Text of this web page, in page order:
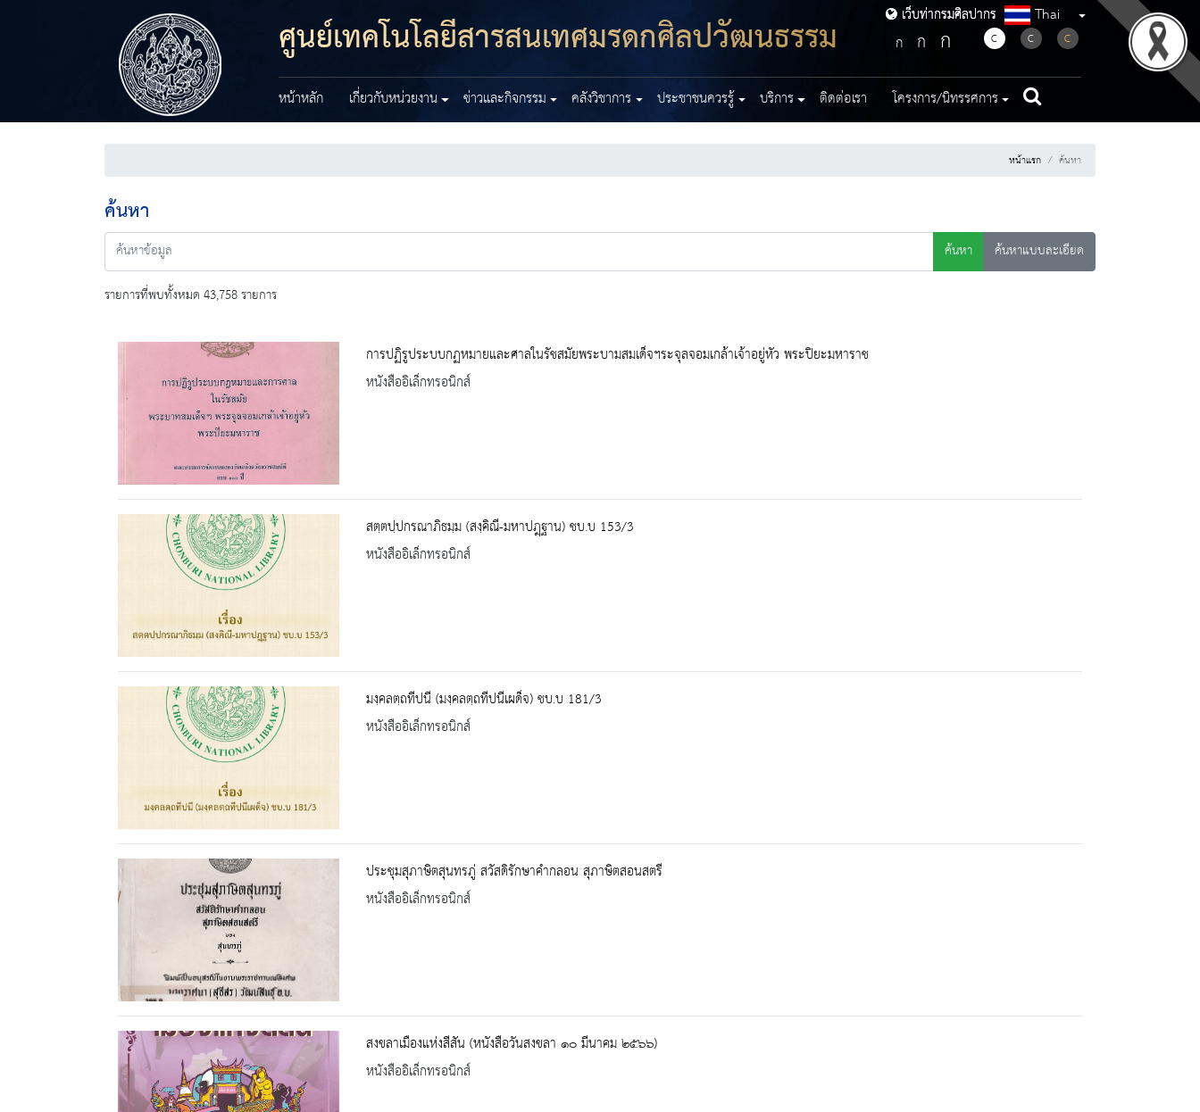
เว็บท่ากรมศิลปากร
ศูนย์เทคโนโลยีสารสนเทศมรดกศิลปวัฒนธรรม เว็บท่ากรมศิลปากร Thai
ก ก ก C C C
หน้าหลัก เกี่ยวกับหน่วยงาน ข่าวและกิจกรรม คลังวิชาการ ประชาชนควรรู้ บริการ ติดต่อเรา โครงการ/นิทรรศการ
หน้าแรก ค้นหา
ค้นหา
ค้นหา
ค้นหาแบบละเอียด
รายการที่พบทั้งหมด 43,758 รายการ
การปฏิรูประบบกฏหมายและศาลในรัชสมัยพระบามสมเด็จฯระจุลจอมเกล้าเจ้าอยู่หัว พระปิยะมหาราช
หนังสืออิเล็กทรอนิกส์
สตฺตปฺปกรณาภิธมฺม (สงฺคิณี-มหาปฎฺฐาน) ชบ.บ 153/3
หนังสืออิเล็กทรอนิกส์
มงฺคลตฺถทีปนี (มงฺคลตฺถทีปนีเผด็จ) ชบ.บ 181/3
หนังสืออิเล็กทรอนิกส์
ประชุมสุภาษิตสุนทรภู่ สวัสดิรักษาคำกลอน สุภาษิตสอนสตรี
หนังสืออิเล็กทรอนิกส์
สงขลาเมืองแห่งสีสัน (หนังสือวันสงขลา ๑๐ มีนาคม ๒๕๖๖)
หนังสืออิเล็กทรอนิกส์